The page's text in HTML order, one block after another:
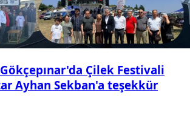
Çilek Festivali
Ayhan Sekban'a teşekkür